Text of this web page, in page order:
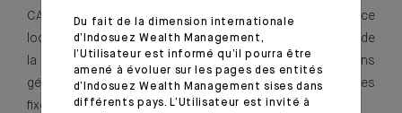
CA Indosuez (Switzerland) SA dispose d’une gouvernance
locale décisionnaire adaptée, qui s’inscrit dans le cadre de
la stratégie, des politiques, décisions, autorisations
générales, règles de fonctionnement et bonnes pratiques
fixées par le groupe Crédit Agricole.
Du fait de la dimension internationale
d’Indosuez Wealth Management,
l’Utilisateur est informé qu’il pourra être
amené à évoluer sur les pages des entités
d’Indosuez Wealth Management sises dans
différents pays. L’Utilisateur est invité à